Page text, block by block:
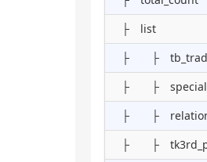
├ list
├ ├
├ ├
├ ├
├ ├